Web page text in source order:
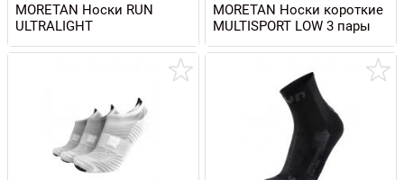
MORETAN Носки RUN
ULTRALIGHT
MORETAN Носки короткие
MULTISPORT LOW 3 пары